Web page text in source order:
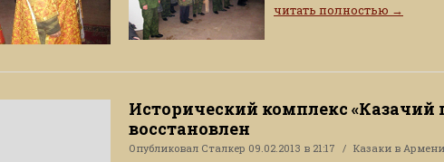
читать полностью →
Исторический комплекс «Казачий
восстановлен
Опубликовал Сталкер 09.02.2013 в 21:17 Казаки в